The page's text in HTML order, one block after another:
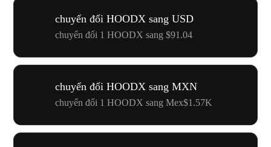
chuyển đổi HOODX sang USD
chuyển đổi 1 HOODX sang $91.04
chuyển đổi HOODX sang MXN
chuyển đổi 1 HOODX sang Mex$1.57K